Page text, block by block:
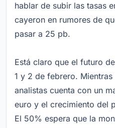
hablar de subir las tasas
cayeron en rumores de
pasar a 25 pb.
Está claro que el futuro
1 y 2 de febrero.
analistas cuenta con un
euro y el crecimiento del
El 50% espera que la